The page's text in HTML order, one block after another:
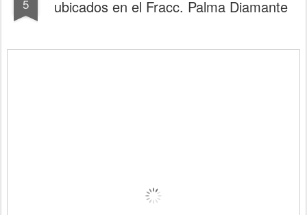
5
ubicados en el Fracc. Palma Diamante